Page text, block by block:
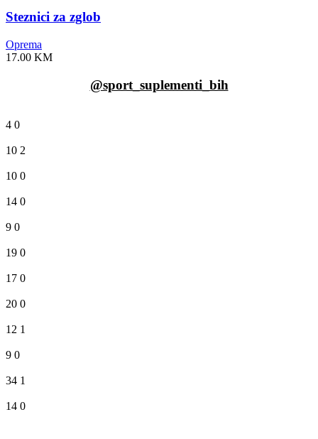
Steznici za zglob
Oprema
17.00 KM
@sport_suplementi_bih
4 0
10 2
10 0
14 0
9 0
19 0
17 0
20 0
12 1
9 0
34 1
14 0